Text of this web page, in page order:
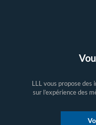
LLL vous propose des
sur l’expérience des